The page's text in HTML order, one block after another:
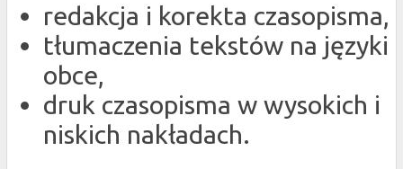
redakcja i korekta czasopisma,
tłumaczenia tekstów na języki
obce,
druk czasopisma w wysokich i
niskich nakładach.